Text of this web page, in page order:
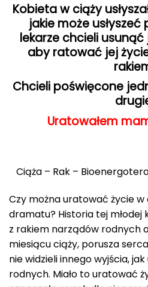
Kobieta w ciąży
jakie może usłyszeć
lekarze chcieli
aby ratować jej
Chcieli poświęcone
Uratowałem
Ciąża – Rak –
Czy można uratować życie
dramatu? Historia tej młodej
z rakiem narządów rodnych
miesiącu ciąży, porusza
nie widzieli innego wyjścia,
rodnych. Miało to uratować